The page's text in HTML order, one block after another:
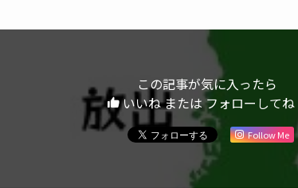
この記事が気に入ったら
いいね または フォローしてね
Follow Me